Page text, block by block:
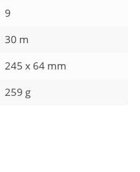
9
30 m
245 x 64 mm
259 g